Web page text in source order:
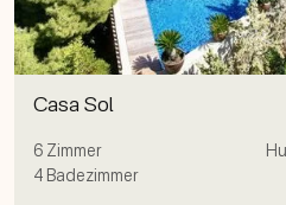
Casa Sol
6 Zimmer
4 Badezimmer